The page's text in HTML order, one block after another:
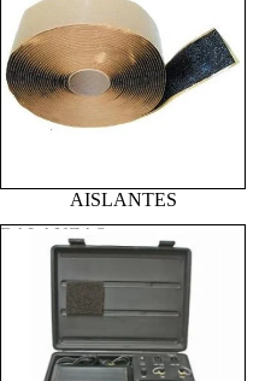
AISLANTES
BALANZAS